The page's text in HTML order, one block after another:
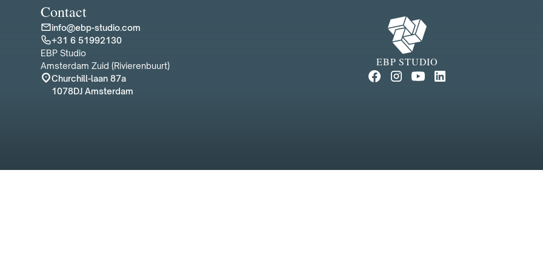
Contact
info@ebp-studio.com
+31 6 51992130
EBP Studio
Amsterdam Zuid (Rivierenbuurt)
Churchill-laan 87a
1078DJ Amsterdam
EBP STUDIO